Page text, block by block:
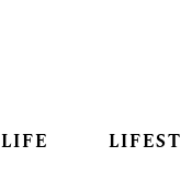
LIFE